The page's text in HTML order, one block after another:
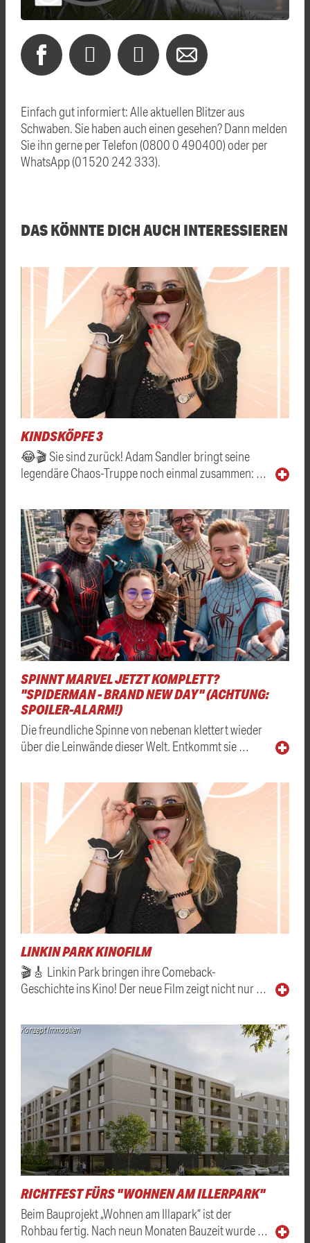
Einfach gut informiert: Alle aktuellen Blitzer aus
Schwaben. Sie haben auch einen gesehen? Dann melden
Sie ihn gerne per Telefon (0800 0 490400) oder per
WhatsApp (01520 242 333).
DAS KÖNNTE DICH AUCH INTERESSIEREN
KINDSKÖPFE 3
😂🎬 Sie sind zurück! Adam Sandler bringt seine
legendäre Chaos-Truppe noch einmal zusammen: …
SPINNT MARVEL JETZT KOMPLETT?
"SPIDERMAN - BRAND NEW DAY" (ACHTUNG:
SPOILER-ALARM!)
Die freundliche Spinne von nebenan klettert wieder
über die Leinwände dieser Welt. Entkommt sie …
LINKIN PARK KINOFILM
🎬🎸 Linkin Park bringen ihre Comeback-
Geschichte ins Kino! Der neue Film zeigt nicht nur …
Konzept Immobilien
RICHTFEST FÜRS "WOHNEN AM ILLERPARK"
Beim Bauprojekt „Wohnen am Illapark“ ist der
Rohbau fertig. Nach neun Monaten Bauzeit wurde …